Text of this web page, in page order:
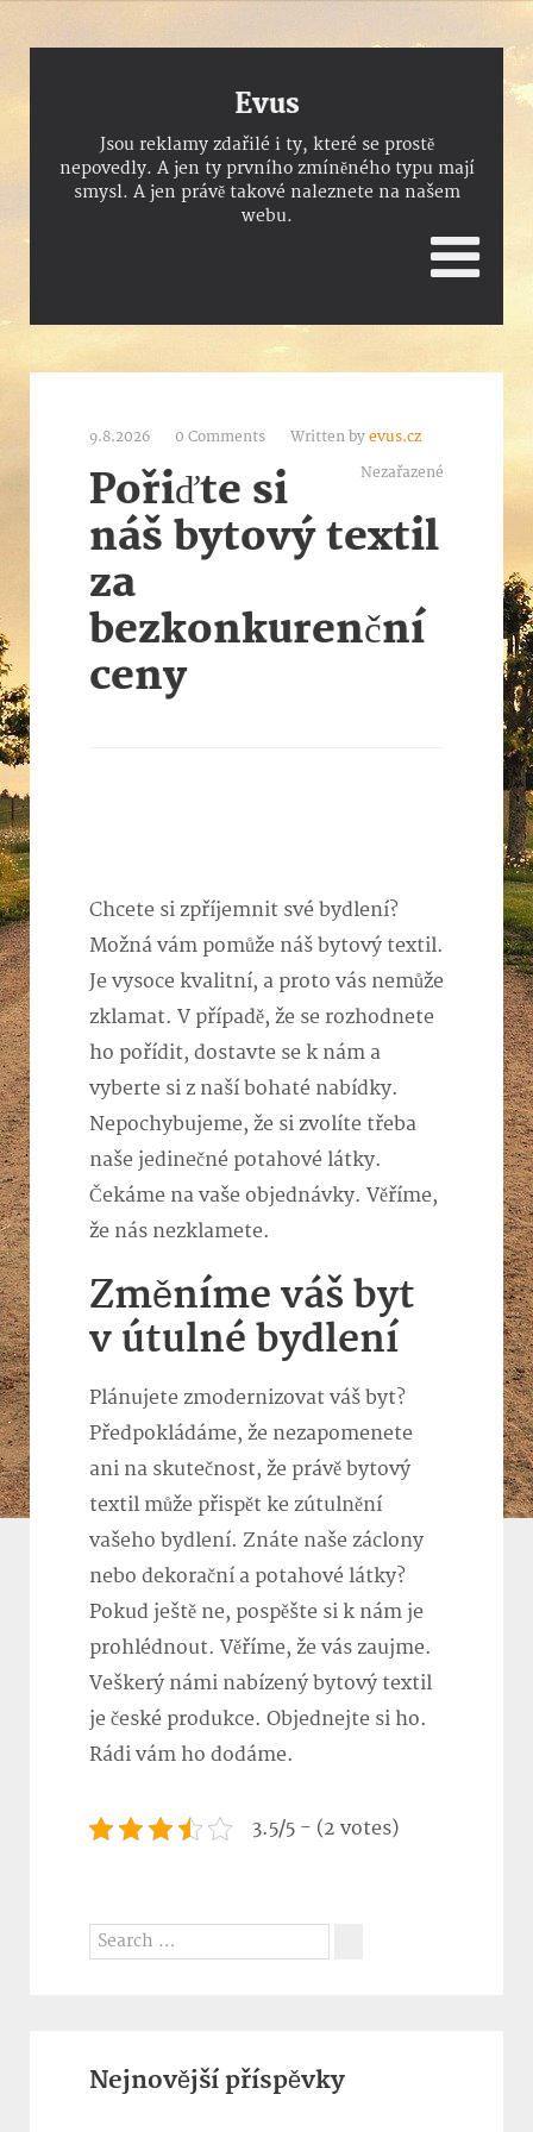
Evus
Jsou reklamy zdařilé i ty, které se prostě
nepovedly. A jen ty prvního zmíněného typu mají
smysl. A jen právě takové naleznete na našem
webu.
9.8.2026 0 Comments Written by evus.cz
Nezařazené
Pořiďte si
náš bytový textil
za
bezkonkurenční
ceny
Chcete si zpříjemnit své bydlení?
Možná vám pomůže náš bytový textil.
Je vysoce kvalitní, a proto vás nemůže
zklamat. V případě, že se rozhodnete
ho pořídit, dostavte se k nám a
vyberte si z naší bohaté nabídky.
Nepochybujeme, že si zvolíte třeba
naše jedinečné potahové látky.
Čekáme na vaše objednávky. Věříme,
že nás nezklamete.
Změníme váš byt
v útulné bydlení
Plánujete zmodernizovat váš byt?
Předpokládáme, že nezapomenete
ani na skutečnost, že právě bytový
textil může přispět ke zútulnění
vašeho bydlení. Znáte naše záclony
nebo dekorační a potahové látky?
Pokud ještě ne, pospěšte si k nám je
prohlédnout. Věříme, že vás zaujme.
Veškerý námi nabízený bytový textil
je české produkce. Objednejte si ho.
Rádi vám ho dodáme.
3.5/5 - (2 votes)
Search
for:
Nejnovější příspěvky